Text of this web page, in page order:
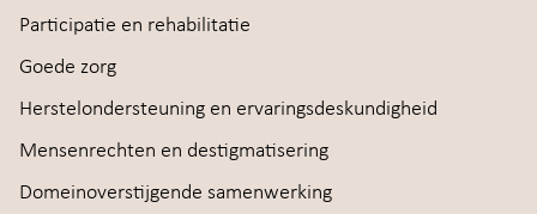
Participatie en rehabilitatie
Goede zorg
Herstelondersteuning en ervaringsdeskundigheid
Mensenrechten en destigmatisering
Domeinoverstijgende samenwerking